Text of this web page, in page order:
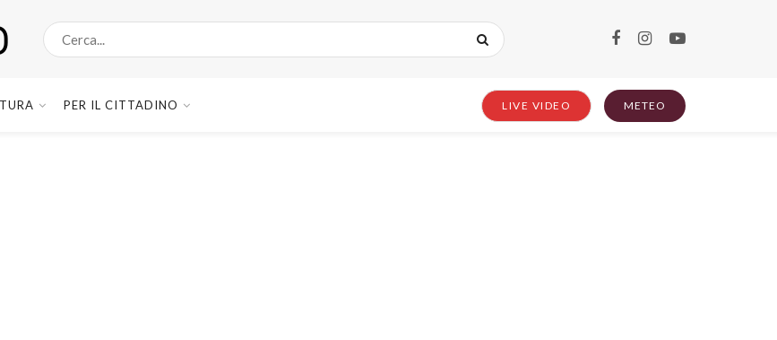
PER IL CITTADINO LIVE VIDEO METEO